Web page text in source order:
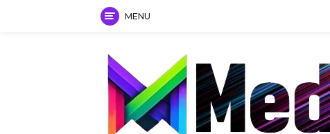
MENU